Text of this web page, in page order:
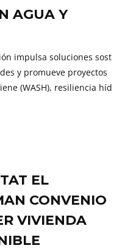
AGUA Y
impulsa soluciones sost
y promueve proyectos
(WASH), resiliencia híd
EL
CONVENIO
VIVIENDA